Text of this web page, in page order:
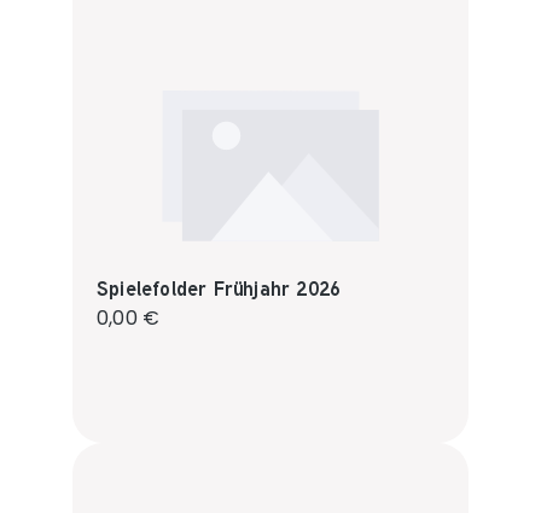
Spielefolder Frühjahr 2026
Regulärer Preis:
0,00 €